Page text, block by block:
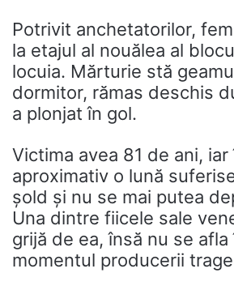
Potrivit anchetatorilor,
la etajul al nouălea al
locuia. Mărturie stă
dormitor, rămas deschis
a plonjat în gol.
Victima avea 81 de ani, iar
aproximativ o lună
șold și nu se mai putea
Una dintre fiicele sale
grijă de ea, însă nu se
momentul producerii